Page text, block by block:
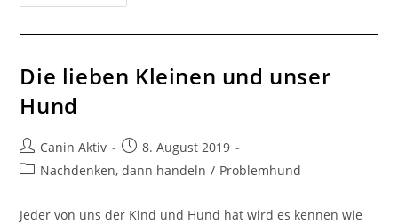
Die lieben Kleinen und unser
Hund
Canin Aktiv
8. August 2019
Nachdenken, dann handeln / Problemhund
Jeder von uns der Kind und Hund hat wird es kennen wie